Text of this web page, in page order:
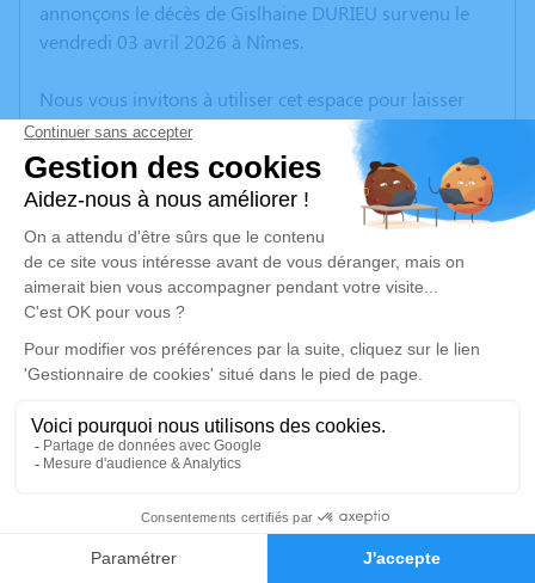
Faire-part Hommages
annonçons le décès de Gislhaine DURIEU survenu le
vendredi 03 avril 2026 à Nîmes.
Nous vous invitons à utiliser cet espace pour laisser
vos condoléances, partager des photos souvenirs, une
anecdote ou exprimer vos pensées à travers des
poèmes ou des textes. Cet endroit est un lieu
d'expression dédié à honorer la mémoire de Gislhaine
DURIEU.
Un service de plantation d’arbre hommage est
disponible ici.
Je rends hommage
Cérémonie civile
Cimetière de Tamaris d'Alès
Rue du Docteur Coulet Alès